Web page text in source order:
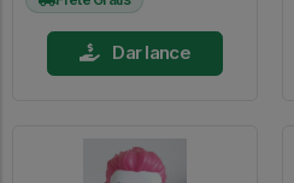
Dar lance